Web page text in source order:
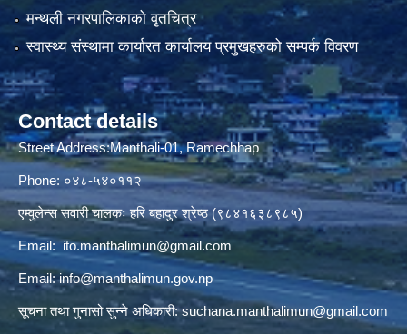
मन्थली नगरपालिकाको वृतचित्र
स्वास्थ्य संस्थामा कार्यारत कार्यालय प्रमुखहरुको सम्पर्क विवरण
Contact details
Street Address:Manthali-01, Ramechhap
Phone: ०४८-५४०११२
एम्वुलेन्स सवारी चालकः हरि बहादुर श्रेष्ठ (९८४१६३८९८५)
Email:ito.manthalimun@gmail.com
Email:info@manthalimun.gov.np
सूचना तथा गुनासो सुन्ने अधिकारी:suchana.manthalimun@gmail.com